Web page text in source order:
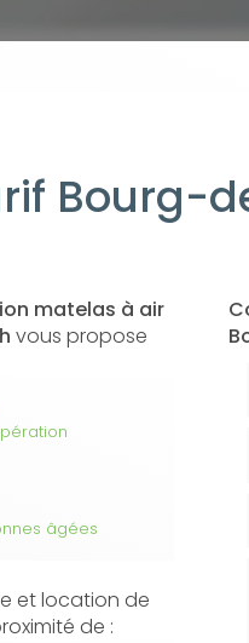
Bourg-
matelas à air
vous propose
âgées
et location de
de :